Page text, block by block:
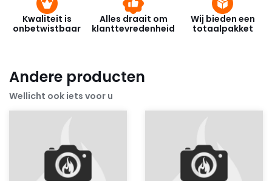
Kwaliteit is
onbetwistbaar
Alles draait om
klanttevredenheid
Wij bieden een
totaalpakket
Andere producten
Wellicht ook iets voor u